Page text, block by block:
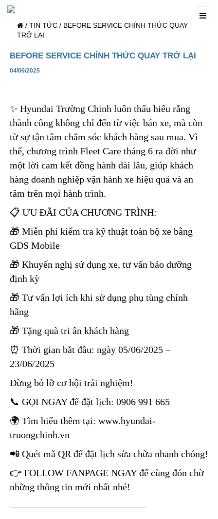
/ TIN TỨC / BEFORE SERVICE CHÍNH THỨC QUAY
TRỞ LẠI
BEFORE SERVICE CHÍNH THỨC QUAY TRỞ LẠI
04/06/2025
✨ Hyundai Trường Chinh luôn thấu hiểu rằng
thành công không chỉ đến từ việc bán xe, mà còn
từ sự tận tâm chăm sóc khách hàng sau mua. Vì
thế, chương trình Fleet Care tháng 6 ra đời như
một lời cam kết đồng hành dài lâu, giúp khách
hàng doanh nghiệp vận hành xe hiệu quả và an
tâm trên mọi hành trình.
📋 ƯU ĐÃI CỦA CHƯƠNG TRÌNH:
🎁 Miễn phí kiểm tra kỹ thuật toàn bộ xe bằng
GDS Mobile
🎁 Khuyến nghị sử dụng xe, tư vấn bảo dưỡng
định kỳ
🎁 Tư vấn lợi ích khi sử dụng phụ tùng chính
hãng
🎁 Tặng quà tri ân khách hàng
⏰ Thời gian bắt đầu: ngày 05/06/2025 –
23/06/2025
Đừng bỏ lỡ cơ hội trải nghiệm!
📞 GỌI NGAY để đặt lịch: 0906 991 665
🌍 Tìm hiểu thêm tại: www.hyundai-
truongchinh.vn
📲 Quét mã QR để đặt lịch sửa chữa nhanh chóng!
👉 FOLLOW FANPAGE NGAY để cùng đón chờ
những thông tin mới nhất nhé!
——————————————